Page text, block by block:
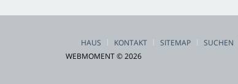
HAUS KONTAKT SITEMAP SUCHEN
WEBMOMENT © 2026